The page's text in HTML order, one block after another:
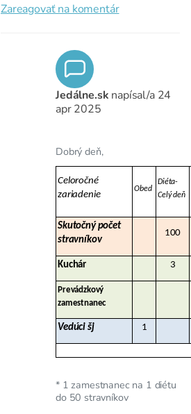
Zareagovať na komentár
Jedálne.sk napísal/a 24
apr 2025
Dobrý deň,
Celoročné
zariadenie
Obed
Diéta-
Celý deň
Skutočný počet
stravníkov
100
Kuchár 3
Prevádzkový
zamestnanec
Vedúci šj 1
* 1 zamestnanec na 1 diétu
do 50 stravníkov